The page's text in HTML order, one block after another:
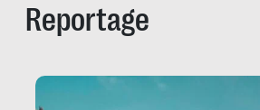
Reportage